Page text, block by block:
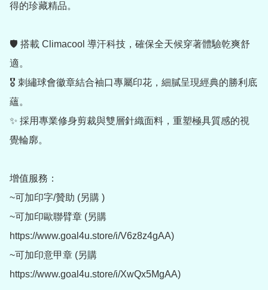
得的珍藏精品。
🛡️ 搭載 Climacool 導汗科技，確保全天候穿著體驗乾爽舒
適。
🎖️ 刺繡球會徽章結合袖口專屬印花，細膩呈現經典的勝利底
蘊。
✨ 採用專業修身剪裁與雙層針織面料，重塑極具質感的視
覺輪廓。
增值服務：
~可加印字/贊助 (另購 )
~可加印歐聯臂章 (另購
https://www.goal4u.store/i/V6z8z4gAA)
~可加印意甲章 (另購
https://www.goal4u.store/i/XwQx5MgAA)